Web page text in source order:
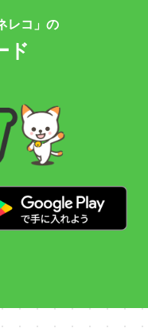
レコ」の
ド